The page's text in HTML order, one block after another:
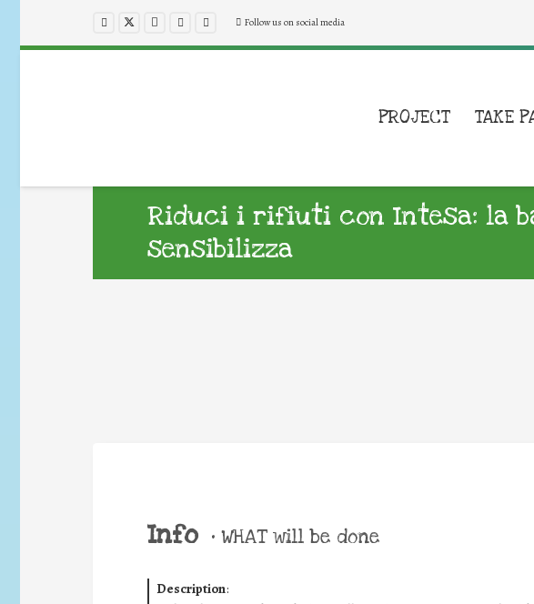
Follow us on social media
PROJECT TAKE
Riduci i rifiuti con Intesa: la
sensibilizza
Info • WHAT will be done
Description: